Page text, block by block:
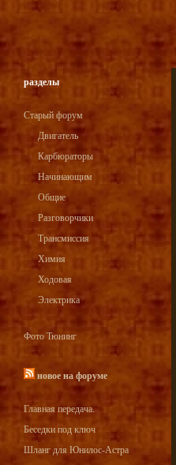
разделы
Старый форум
Двигатель
Карбюраторы
Начинающим
Общие
Разговорчики
Трансмиссия
Химия
Ходовая
Электрика
Фото Тюнинг
новое на форуме
Главная передача.
Беседки под ключ
Шланг для Юнилос-Астра